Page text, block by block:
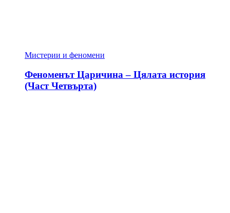
Мистерии и феномени
Феноменът Царичина – Цялата история
(Част Четвърта)